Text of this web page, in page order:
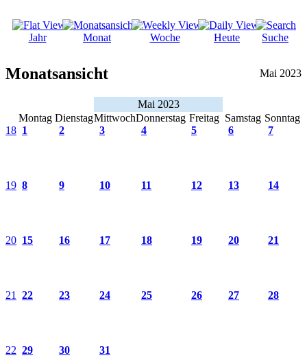
Jahr Monat Woche Heute Suche
Monatsansicht Mai 2023
Mai 2023
Montag DienstagMittwochDonnerstag Freitag Samstag Sonntag
18 1 2 3 4 5 6 7
19 8 9 10 11 12 13 14
20 15 16 17 18 19 20 21
21 22 23 24 25 26 27 28
22 29 30
31